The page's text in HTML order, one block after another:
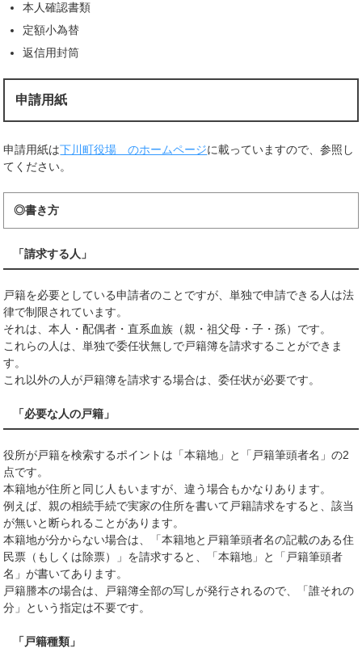
本人確認書類
定額小為替
返信用封筒
申請用紙
申請用紙は下川町役場 のホームページに載っていますので、参照し
てください。
◎書き方
「請求する人」
戸籍を必要としている申請者のことですが、単独で申請できる人は法
律で制限されています。
それは、本人・配偶者・直系血族（親・祖父母・子・孫）です。
これらの人は、単独で委任状無しで戸籍簿を請求することができま
す。
これ以外の人が戸籍簿を請求する場合は、委任状が必要です。
「必要な人の戸籍」
役所が戸籍を検索するポイントは「本籍地」と「戸籍筆頭者名」の2
点です。
本籍地が住所と同じ人もいますが、違う場合もかなりあります。
例えば、親の相続手続で実家の住所を書いて戸籍請求をすると、該当
が無いと断られることがあります。
本籍地が分からない場合は、「本籍地と戸籍筆頭者名の記載のある住
民票（もしくは除票）」を請求すると、「本籍地」と「戸籍筆頭者
名」が書いてあります。
戸籍謄本の場合は、戸籍簿全部の写しが発行されるので、「誰それの
分」という指定は不要です。
「戸籍種類」